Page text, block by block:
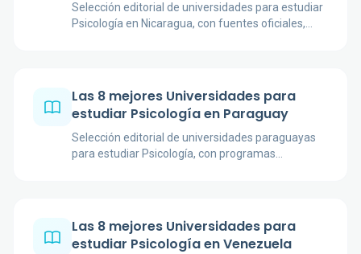
Selección editorial de universidades para estudiar
Psicología en Nicaragua, con fuentes oficiales,
Las 8 mejores Universidades para
estudiar Psicología en Paraguay
Selección editorial de universidades paraguayas
para estudiar Psicología, con programas
Las 8 mejores Universidades para
estudiar Psicología en Venezuela